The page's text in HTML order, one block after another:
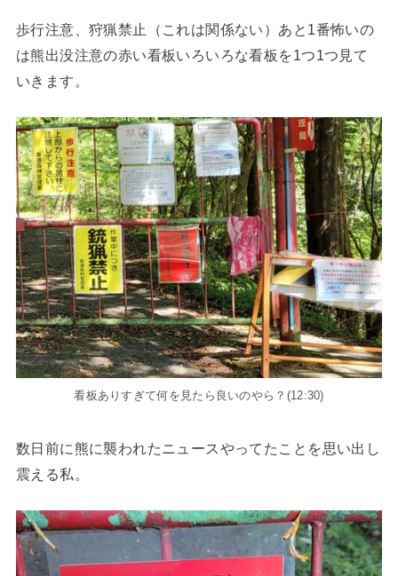
歩行注意、狩猟禁止（これは関係ない）あと1番怖いの
は熊出没注意の赤い看板いろいろな看板を1つ1つ見て
いきます。
看板ありすぎて何を見たら良いのやら？(12:30)
数日前に熊に襲われたニュースやってたことを思い出し
震える私。